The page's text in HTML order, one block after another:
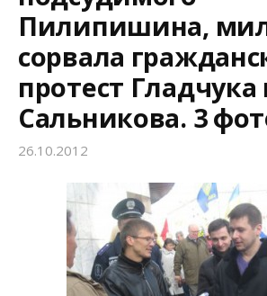
Пилипишина,
сорвала
протест Гладчука
Сальникова. 3
26.10.2012